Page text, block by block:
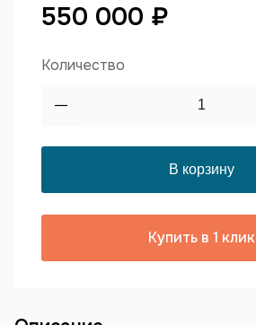
550 000 ₽
Количество
Купить в 1 клик